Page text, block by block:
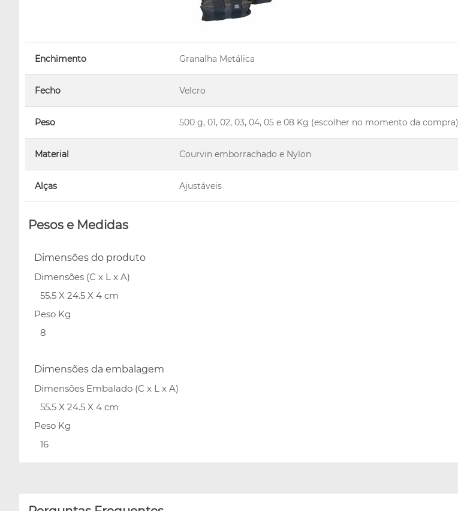
Enchimento Granalha Metálica
Fecho Velcro
Peso 500 g, 01, 02, 03, 04, 05 e 08 Kg (escolher no momento da compra)
Material Courvin emborrachado e Nylon
Alças Ajustáveis
Pesos e Medidas
Dimensões do produto
Dimensões (C x L x A)
55.5 X 24.5 X 4 cm
Peso Kg
8
Dimensões da embalagem
Dimensões Embalado (C x L x A)
55.5 X 24.5 X 4 cm
Peso Kg
16